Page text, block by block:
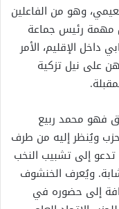
وهو من الفاعلين
مهمة رئيس جماعة
داخل الإقليم، الأمر
على نيل تزكية
فهو محمد ربيع
ويُنظر إليه من طرف
تدعو إلى تشبيب النخب
ويُعرف الخنشوف
إلى حضوره في